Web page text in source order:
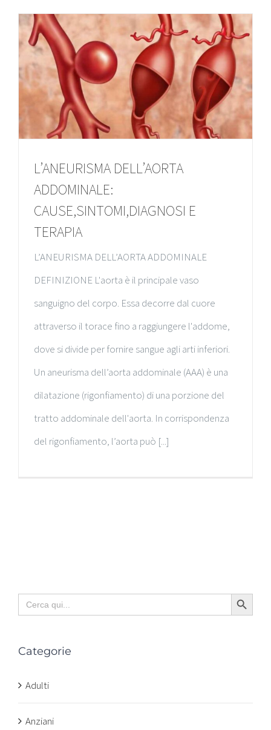
L’ANEURISMA DELL’AORTA
ADDOMINALE:
CAUSE,SINTOMI,DIAGNOSI E
TERAPIA
L’ANEURISMA DELL’AORTA ADDOMINALE
DEFINIZIONE L'aorta è il principale vaso
sanguigno del corpo. Essa decorre dal cuore
attraverso il torace fino a raggiungere l'addome,
dove si divide per fornire sangue agli arti inferiori.
Un aneurisma dell’aorta addominale (AAA) è una
dilatazione (rigonfiamento) di una porzione del
tratto addominale dell'aorta. In corrispondenza
del rigonfiamento, l’aorta può [...]
Search
for:
Search Button
Categorie
Adulti
Anziani